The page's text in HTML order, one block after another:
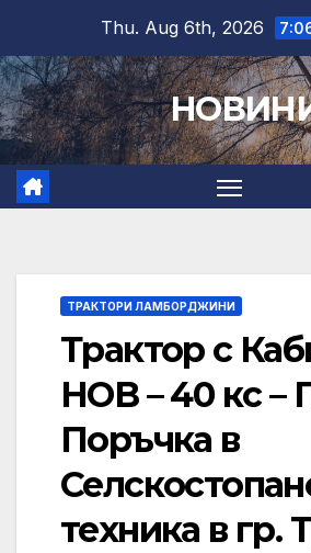
content
Thu. Aug 6th, 2026
ТРАКТОРИ ЛАМБОРДЖИНИ
Трактор с
НОВ – 40 кс –
Поръчка в
техника в гр.